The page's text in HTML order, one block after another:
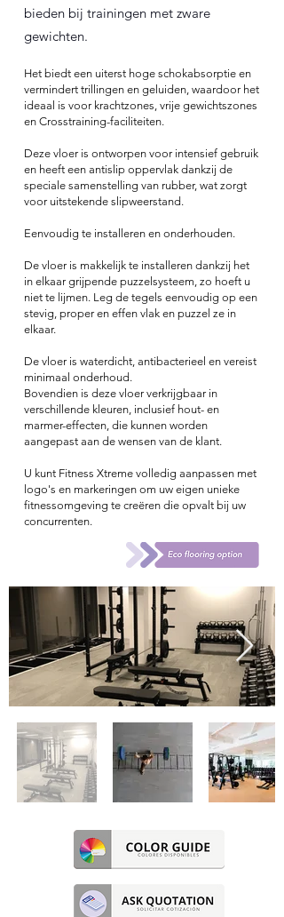
bieden bij trainingen met zware
gewichten.
Het biedt een uiterst hoge schokabsorptie en
vermindert trillingen en geluiden, waardoor het
ideaal is voor krachtzones, vrije gewichtszones
en Crosstraining-faciliteiten.
Deze vloer is ontworpen voor intensief gebruik
en heeft een antislip oppervlak dankzij de
speciale samenstelling van rubber, wat zorgt
voor uitstekende slipweerstand.
Eenvoudig te installeren en onderhouden.
De vloer is makkelijk te installeren dankzij het
in elkaar grijpende puzzelsysteem, zo hoeft u
niet te lijmen. Leg de tegels eenvoudig op een
stevig, proper en effen vlak en puzzel ze in
elkaar.
De vloer is waterdicht, antibacterieel en vereist
minimaal onderhoud.
Bovendien is deze vloer verkrijgbaar in
verschillende kleuren, inclusief hout- en
marmer-effecten, die kunnen worden
aangepast aan de wensen van de klant.
U kunt Fitness Xtreme volledig aanpassen met
logo's en markeringen om uw eigen unieke
fitnessomgeving te creëren die opvalt bij uw
concurrenten.